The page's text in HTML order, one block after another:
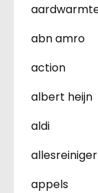
abn amro
action
albert heijn
aldi
allesreiniger
appels